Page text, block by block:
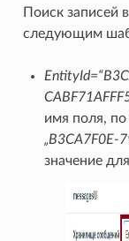
Поиск записей
следующим
имя поля, по
„B3CA7F0E-
значение